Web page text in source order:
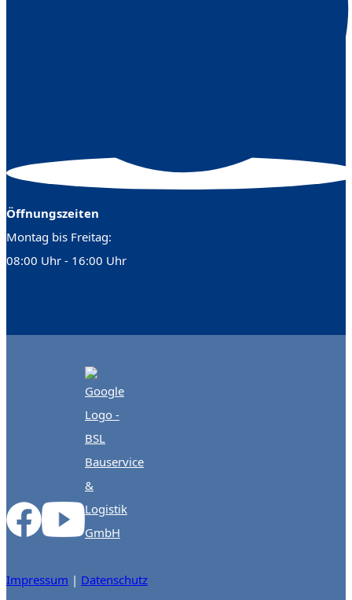
Öffnungszeiten
Montag bis Freitag:
08:00 Uhr - 16:00 Uhr
Impressum | Datenschutz